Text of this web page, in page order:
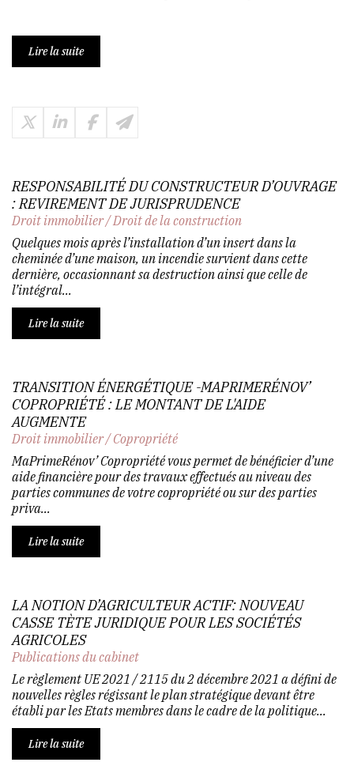
Lire la suite
RESPONSABILITÉ DU CONSTRUCTEUR D’OUVRAGE
: REVIREMENT DE JURISPRUDENCE
Droit immobilier/Droit de la construction
Quelques mois après l’installation d’un insert dans la
cheminée d’une maison, un incendie survient dans cette
dernière, occasionnant sa destruction ainsi que celle de
l’intégral...
Lire la suite
TRANSITION ÉNERGÉTIQUE -MAPRIMERÉNOV’
COPROPRIÉTÉ : LE MONTANT DE L'AIDE
AUGMENTE
Droit immobilier/Copropriété
MaPrimeRénov’ Copropriété vous permet de bénéficier d’une
aide financière pour des travaux effectués au niveau des
parties communes de votre copropriété ou sur des parties
priva...
Lire la suite
LA NOTION D’AGRICULTEUR ACTIF: NOUVEAU
CASSE TÈTE JURIDIQUE POUR LES SOCIÉTÉS
AGRICOLES
Publications du cabinet
Le règlement UE 2021 / 2115 du 2 décembre 2021 a défini de
nouvelles règles régissant le plan stratégique devant être
établi par les Etats membres dans le cadre de la politique...
Lire la suite